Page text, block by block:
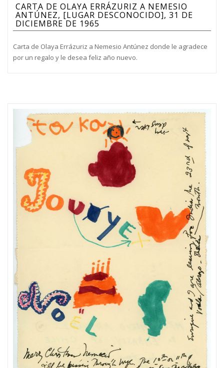
CARTA DE OLAYA ERRÁZURIZ A NEMESIO
ANTÚNEZ, [LUGAR DESCONOCIDO], 31 DE
DICIEMBRE DE 1965
Carta de Olaya Errázuriz a Nemesio Antúnez donde le agradece
por un regalo y le desea feliz año nuevo.